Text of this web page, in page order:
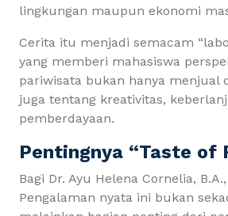
lingkungan maupun ekonomi
Cerita itu menjadi semacam
yang memberi mahasiswa
pariwisata bukan hanya menjual
juga tentang kreativitas,
pemberdayaan.
Pentingnya “Taste
Bagi Dr. Ayu Helena Cornelia, B.A.,
Pengalaman nyata ini bukan